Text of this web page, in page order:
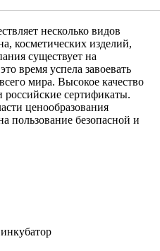
несколько видов
косметических изделий,
существует на
время успела завоевать
мира. Высокое качество
сертификаты.
ценообразования
пользование безопасной и